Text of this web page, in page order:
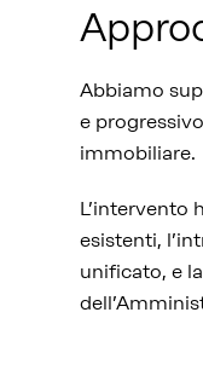
Abbiamo
e
immobiliare.
L’intervento
esistenti,
unificato, e